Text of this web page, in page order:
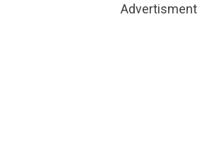
Advertisment